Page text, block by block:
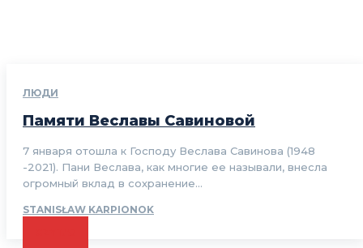
ЛЮДИ
Памяти Веславы Савиновой
7 января отошла к Господу Веслава Савинова (1948
-2021). Пани Веслава, как многие ее называли, внесла
огромный вклад в сохранение...
STANISŁAW KARPIONOK